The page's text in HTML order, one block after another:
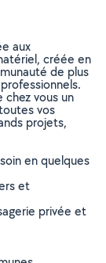
aux
créée en
de plus
vous un
vos
projets,
en quelques
et
privée et